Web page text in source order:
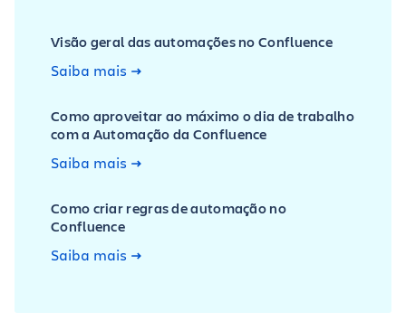
Visão geral das automações no Confluence
Saiba mais
Como aproveitar ao máximo o dia de trabalho
com a Automação da Confluence
Saiba mais
Como criar regras de automação no
Confluence
Saiba mais